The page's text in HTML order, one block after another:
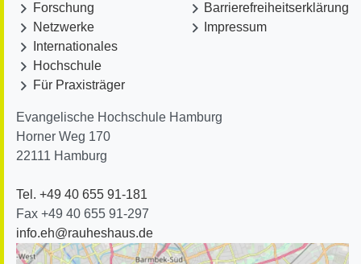
Forschung
Netzwerke
Internationales
Hochschule
Für Praxisträger
Barrierefreiheitserklärung
Impressum
Evangelische Hochschule Hamburg
Horner Weg 170
22111 Hamburg
Tel. +49 40 655 91-181
Fax +49 40 655 91-297
info.eh@rauheshaus.de